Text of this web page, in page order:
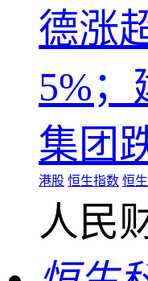
德涨
5%
集团
港股 恒生指数 恒
人民